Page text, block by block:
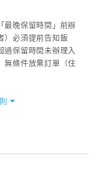
最晚保留時間」前辦
）必須提前告知飯
過保留時間未辦理入
無條件放棄訂單（住